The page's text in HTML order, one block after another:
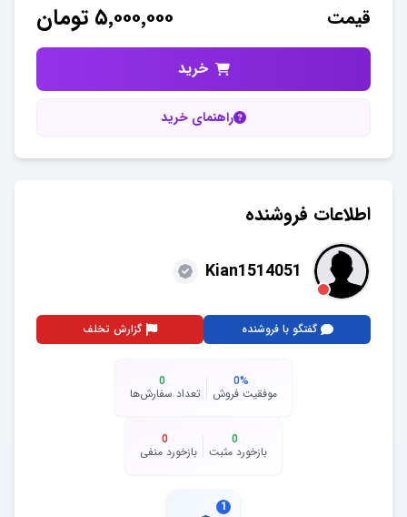
قیمت ۵٬۰۰۰٬۰۰۰ تومان
خرید
راهنمای خرید
اطلاعات فروشنده
Kian1514051
گفتگو با فروشنده گزارش تخلف
0%
موفقیت فروش
0
تعداد سفارش‌ها
0
بازخورد مثبت
0
بازخورد منفی
1